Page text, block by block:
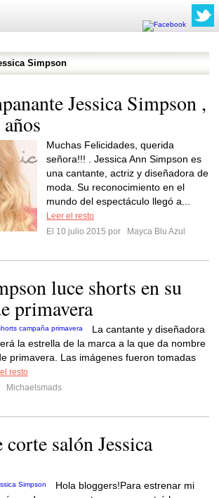
Simpson
Jessica Simpson ,
Muchas Felicidades, querida
señora!!! . Jessica Ann Simpson es
una cantante, actriz y diseñadora de
moda. Su reconocimiento en el
mundo del espectáculo llegó a...
Leer el resto
El 10 julio 2015 por
Mayca Blu Azul
luce shorts en su
primavera
La cantante y diseñadora
la estrella de la marca a la que da nombre
primavera. Las imágenes fueron tomadas
resto
Michaelsmads
corte salón Jessica
Hola bloggers!Para estrenar mi